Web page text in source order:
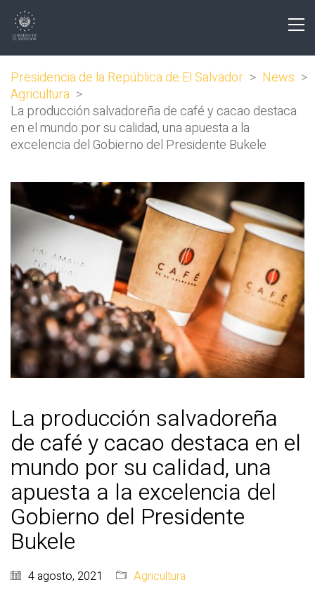
Presidencia de la República de El Salvador > News >
Agricultura >
La producción salvadoreña de café y cacao destaca
en el mundo por su calidad, una apuesta a la
excelencia del Gobierno del Presidente Bukele
La producción salvadoreña
de café y cacao destaca en el
mundo por su calidad, una
apuesta a la excelencia del
Gobierno del Presidente
Bukele
4 agosto, 2021 Agricultura